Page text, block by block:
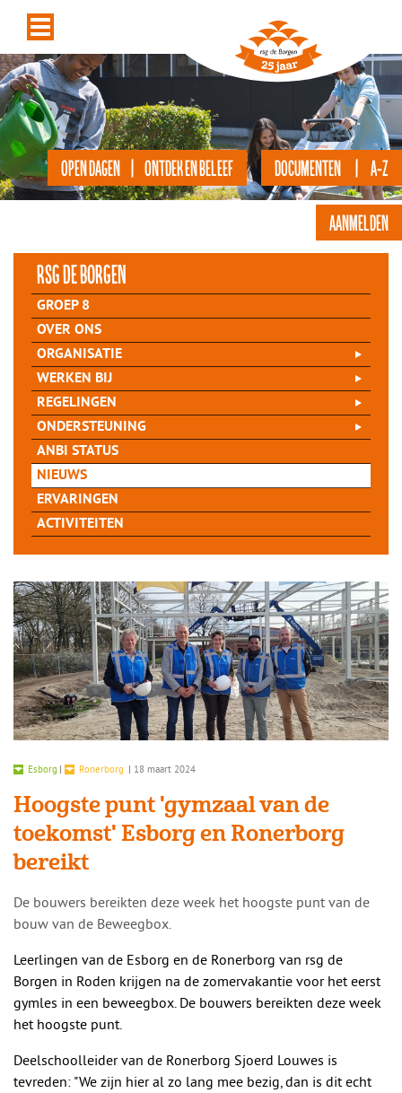
DOCUMENTEN | A-Z
OPEN DAGEN | ONTDEK EN BELEEF
AANMELDEN
rsg de Borgen
GROEP 8
OVER ONS
ORGANISATIE
WERKEN BIJ
REGELINGEN
ONDERSTEUNING
ANBI STATUS
NIEUWS
ERVARINGEN
ACTIVITEITEN
Esborg | Ronerborg | 18 maart 2024
Hoogste punt 'gymzaal van de
toekomst' Esborg en Ronerborg
bereikt
​​De bouwers bereikten deze week het hoogste punt van de
bouw van de Beweegbox.
Leerlingen van de Esborg en de Ronerborg van rsg de
Borgen in Roden krijgen na de zomervakantie voor het eerst
gymles in een beweegbox. De bouwers bereikten deze week
het hoogste punt.
Deelschoolleider van de Ronerborg Sjoerd Louwes is
tevreden: "We zijn hier al zo lang mee bezig, dan is dit echt